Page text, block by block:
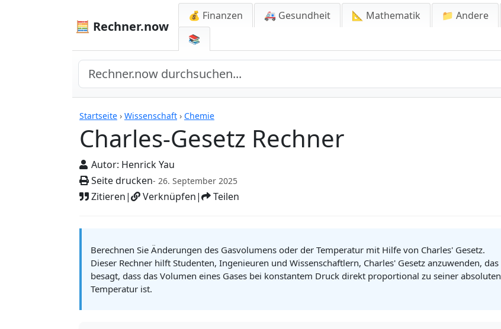
🧮 Rechner.now
💰 Finanzen 🚑 Gesundheit 📐 Mathematik 📁 Andere
📚
Startseite › Wissenschaft › Chemie
Charles-Gesetz Rechner
Autor: Henrick Yau
Seite drucken- 26. September 2025
Zitieren| Verknüpfen| Teilen
Rechner
Berechnen Sie Änderungen des Gasvolumens oder der Temperatur mit Hilfe von Charles' Gesetz.
Dieser Rechner hilft Studenten, Ingenieuren und Wissenschaftlern, Charles' Gesetz anzuwenden, das
besagt, dass das Volumen eines Gases bei konstantem Druck direkt proportional zu seiner absoluten
Temperatur ist.